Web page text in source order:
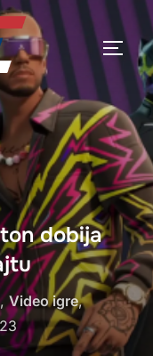
dobija
,Video igre,